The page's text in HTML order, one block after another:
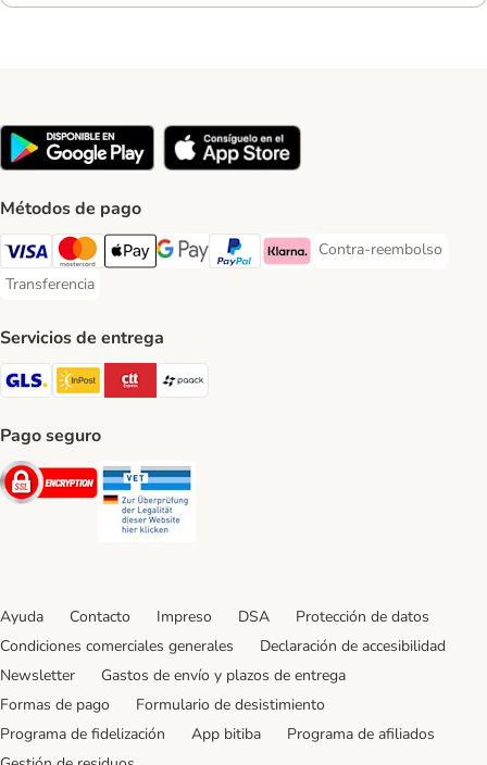
Métodos de pago
Visa Payment Method
Mastercard Payment Method
Apple Pay Payment Method
Google Pay Payment Method
PayPal Payment Method
Klarna Payment Method
Contra-reembolso
Contra-reembolso
Transferencia
Transferencia Payment Method
Servicios de entrega
GLS Shipping Method
InPost Shipping Method
CTTExpress Shipping Method
paack Shipping Method
Pago seguro
Security
Ayuda Contacto Impreso DSA
Protección de datos
Condiciones comerciales generales
Declaración de accesibilidad
Newsletter
Gastos de envío y plazos de entrega
Formas de pago
Formulario de desistimiento
Programa de fidelización
App bitiba
Programa de afiliados